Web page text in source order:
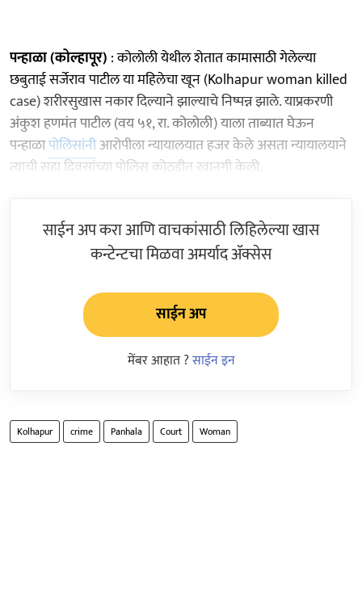
पन्हाळा (कोल्हापूर) : कोलोली येथील शेतात कामासाठी गेलेल्या
छबुताई सर्जेराव पाटील या महिलेचा खून (Kolhapur woman killed
case) शरीरसुखास नकार दिल्याने झाल्याचे निष्पन्न झाले. याप्रकरणी
अंकुश हणमंत पाटील (वय ५१, रा. कोलोली) याला ताब्यात घेऊन
पन्हाळापोलिसांनीआरोपीला न्यायालयात हजर केले असता न्यायालयाने
त्याची सहा दिवसांच्या पोलिस कोठडीत रवानगी केली.
साईन अप करा आणि वाचकांसाठी लिहिलेल्या खास
कन्टेन्टचा मिळवा अमर्याद ॲक्सेस
साईन अप
मेंबर आहात ?साईन इन
Kolhapur crime Panhala Court Woman